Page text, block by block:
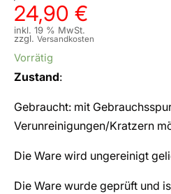
24,90 €
inkl. 19 % MwSt.
zzgl. Versandkosten
Vorrätig
Zustand:
Gebraucht: mit
Verunreinigungen/Kratzern
Die Ware wird ungereinigt
Die Ware wurde geprüft und